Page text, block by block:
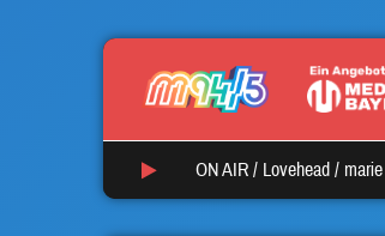
ON AIR / Lovehead / marie